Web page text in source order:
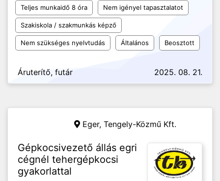
Teljes munkaidő 8 óra Nem igényel tapasztalatot
Szakiskola / szakmunkás képző
Nem szükséges nyelvtudás Általános Beosztott
Áruterítő, futár 2025. 08. 21.
Eger, Tengely-Közmű Kft.
Gépkocsivezető állás egri
cégnél tehergépkocsi
gyakorlattal